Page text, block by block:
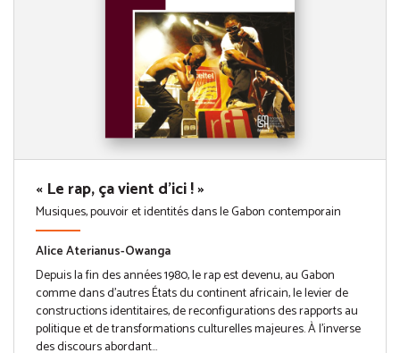
« Le rap, ça vient d'ici ! »
Musiques, pouvoir et identités dans le Gabon contemporain
Alice Aterianus-Owanga
Depuis la fin des années 1980, le rap est devenu, au Gabon
comme dans d’autres États du continent africain, le levier de
constructions identitaires, de reconfigurations des rapports au
politique et de transformations culturelles majeures. À l’inverse
des discours abordant...